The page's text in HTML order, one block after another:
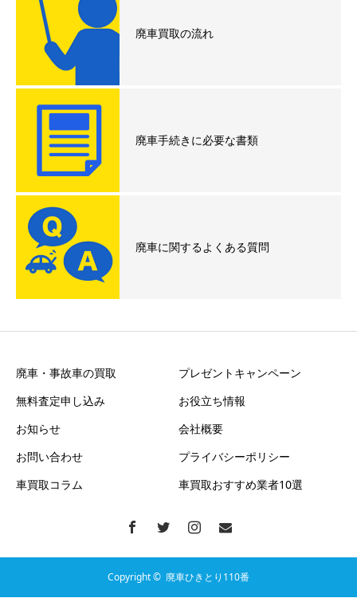
廃車買取の流れ
廃車手続きに必要な書類
廃車に関するよくある質問
廃車・事故車の買取
プレゼントキャンペーン
無料査定申し込み
お役立ち情報
お知らせ
会社概要
お問い合わせ
プライバシーポリシー
車買取コラム
車買取おすすめ業者10選
Copyright © 廃車ひきとり110番